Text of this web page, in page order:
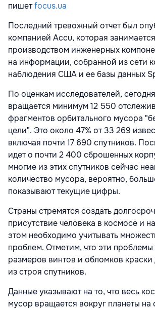
пишетfocus.ua
Последний тревожный отчет был
компанией Accu, которая занимается
производством инженерных
на информации, собранной из сети
наблюдения США и ее базы данных
По оценкам исследователей,
вращается минимум 12 550
фрагментов орбитального мусора
цели". Это около 47% от 33 269
включая почти 17 690 спутников.
идет о почти 2 400 сброшенных
многие из этих спутников сейчас
количество мусора, вероятно,
показывают текущие цифры.
Страны стремятся создать
присутствие человека в космосе и
этом необходимо учитывать
проблем. Отметим, что эти
размеров винтов и обломков
из строя спутников.
Данные указывают на то, что весь
мусор вращается вокруг планеты на